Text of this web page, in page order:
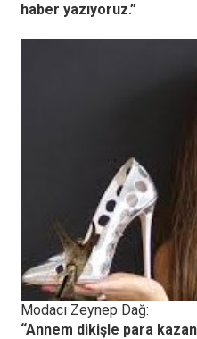
haber yazıyoruz.”
Modacı Zeynep Dağ:
“Annem dikişle para